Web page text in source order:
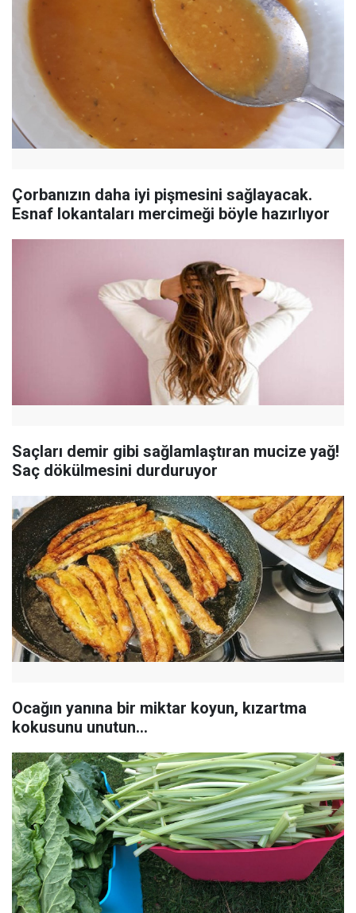
Çorbanızın daha iyi pişmesini sağlayacak.
Esnaf lokantaları mercimeği böyle hazırlıyor
Saçları demir gibi sağlamlaştıran mucize yağ!
Saç dökülmesini durduruyor
Ocağın yanına bir miktar koyun, kızartma
kokusunu unutun...